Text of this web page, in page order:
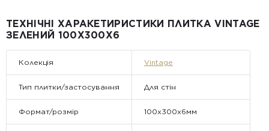
Примітка:
• Відвантаження здійснюється виключно у робочі дні. У суботу,
неділю та святкові дні замовлення не обробляються та не
ТЕХНІЧНІ ХАРАКЕТИРИСТИКИ ПЛИТКА VINTAGE
ЗЕЛЕНИЙ 100Х300X6
Колекція Vintage
Тип плитки/застосування Для стін
Формат/розмір 100x300x6мм